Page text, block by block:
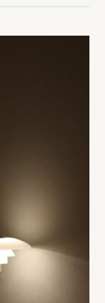
り込み無病息
なずな ごぎ